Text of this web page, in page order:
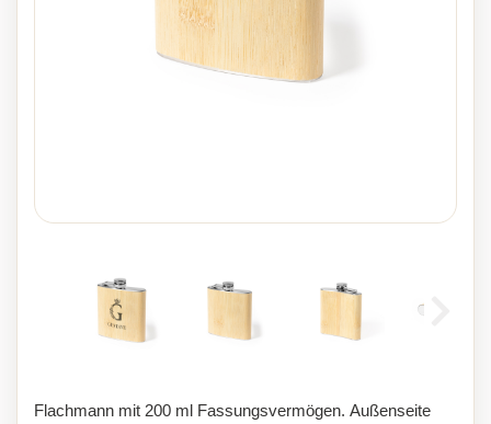
Flachmann mit 200 ml Fassungsvermögen. Außenseite